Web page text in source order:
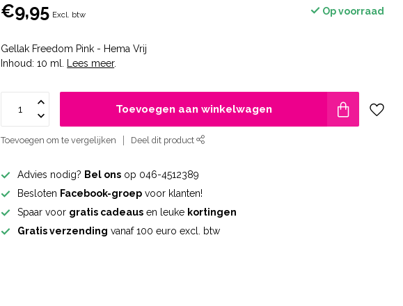
€9,95 Excl. btw Op voorraad
Gellak Freedom Pink - Hema Vrij
Inhoud: 10 ml.
Lees meer.
Toevoegen aan winkelwagen
Toevoegen om te vergelijken Deel dit product
Advies nodig? Bel ons op 046-4512389
Besloten Facebook-groep voor klanten!
Spaar voor gratis cadeaus en leuke kortingen
Gratis verzending vanaf 100 euro excl. btw